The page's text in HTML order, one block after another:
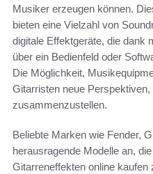
Musiker erzeugen können.
bieten eine Vielzahl von
digitale Effektgeräte, die dank
über ein Bedienfeld oder
Die Möglichkeit,
Gitarristen neue
zusammenzustellen.
Beliebte Marken wie Fender,
herausragende Modelle an,
Gitarreneffekten online